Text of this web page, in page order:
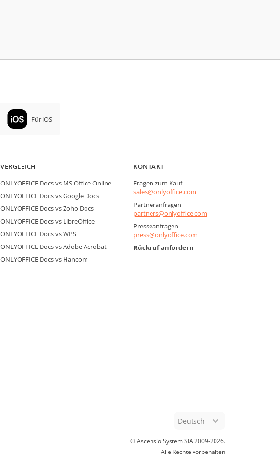
Für iOS
VERGLEICH
ONLYOFFICE Docs vs MS Office Online
ONLYOFFICE Docs vs Google Docs
ONLYOFFICE Docs vs Zoho Docs
ONLYOFFICE Docs vs LibreOffice
ONLYOFFICE Docs vs WPS
ONLYOFFICE Docs vs Adobe Acrobat
ONLYOFFICE Docs vs Hancom
KONTAKT
Fragen zum Kauf
sales@onlyoffice.com
Partneranfragen
partners@onlyoffice.com
Presseanfragen
press@onlyoffice.com
Rückruf anfordern
Deutsch
© Ascensio System SIA 2009-2026.
Alle Rechte vorbehalten